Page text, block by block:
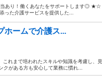
当あり！働くあなたをサポートします◎ ★☆
た介護サービスを提供した...
ホームで介護ス...
まで培われたスキルや知識を考慮し、見
がある方も安心して業務に慣れ...